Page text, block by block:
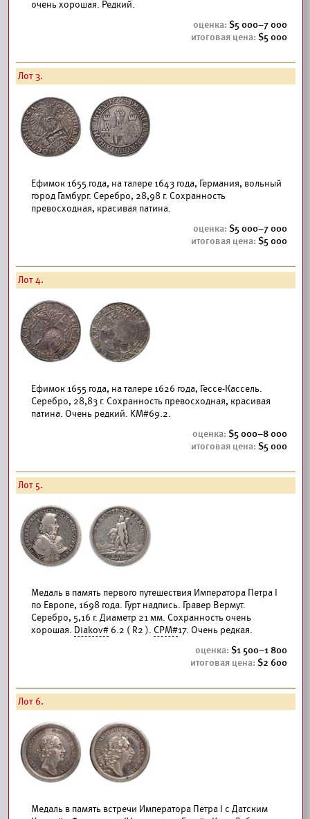
очень хорошая. Редкий.
5 000–7 000
5 000
Лот 3.
Ефимок 1655 года, на талере 1643 года, Германия, вольный
город Гамбург. Серебро, 28,98 г. Сохранность
превосходная, красивая патина.
5 000–7 000
5 000
Лот 4.
Ефимок 1655 года, на талере 1626 года, Гессе-Кассель.
Серебро, 28,83 г. Сохранность превосходная, красивая
патина. Очень редкий. KM#69.2.
5 000–8 000
5 000
Лот 5.
Медаль в память первого путешествия Императора Петра I
по Европе, 1698 года. Гурт надпись. Гравер Вермут.
Серебро, 5,16 г. Диаметр 21 мм. Сохранность очень
хорошая. Diakov# 6.2 ( R2 ). СРМ#17. Очень редкая.
1 500–1 800
2 600
Лот 6.
Медаль в память встречи Императора Петра I с Датским